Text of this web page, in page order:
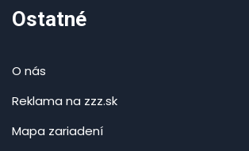
Ostatné
O nás
Reklama na zzz.sk
Mapa zariadení